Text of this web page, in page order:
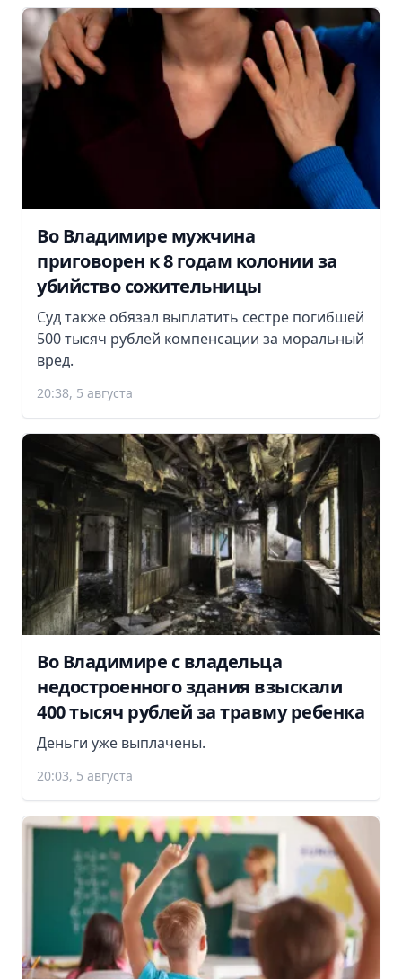
Во Владимире мужчина
приговорен к 8 годам колонии за
убийство сожительницы
Суд также обязал выплатить сестре погибшей
500 тысяч рублей компенсации за моральный
вред.
20:38, 5 августа
Во Владимире с владельца
недостроенного здания взыскали
400 тысяч рублей за травму ребенка
Деньги уже выплачены.
20:03, 5 августа